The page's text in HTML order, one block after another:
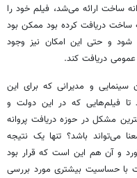
ساخت ارائه می‌شد، فیلم خود را
ساخت دریافت کرده بود ممکن بود
شود و حتی این امکان نیز وجود
دریافت کند.
و مدیرانی که برای این
تا فیلم‌هایی که در این دولت و
مشکل در حوزه دریافت پروانه
می‌تواند باشد؟ تنها یک نتیجه
و آن هم این است که قرار بود
با حساسیت بیشتری مورد بررسی